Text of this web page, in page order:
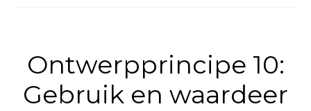
Ontwerpprincipe 10:
Gebruik en waardeer